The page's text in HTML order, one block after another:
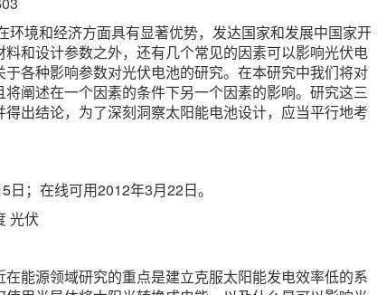
境和经济方面具有显著优势，发达国家和发展中国家开
和设计参数之外，还有几个常见的因素可以影响光伏电
各种影响参数对光伏电池的研究。在本研究中我们将对
阐述在一个因素的条件下另一个因素的影响。研究这三
出结论，为了深刻洞察太阳能电池设计，应当平行地考
；在线可用2012年3月22日。
光伏
能源领域研究的重点是建立克服太阳能发电效率低的系